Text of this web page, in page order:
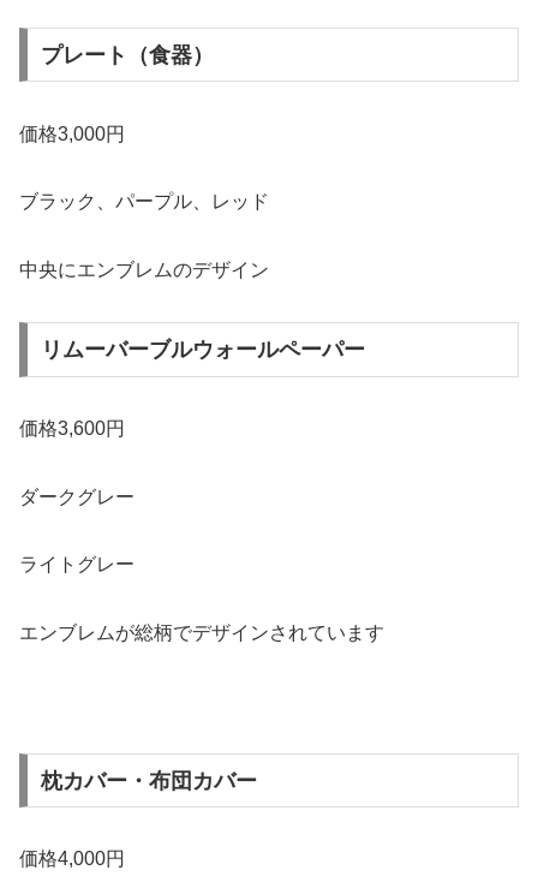
プレート（食器）
価格3,000円
ブラック、パープル、レッド
中央にエンブレムのデザイン
リムーバーブルウォールペーパー
価格3,600円
ダークグレー
ライトグレー
エンブレムが総柄でデザインされています
枕カバー・布団カバー
価格4,000円